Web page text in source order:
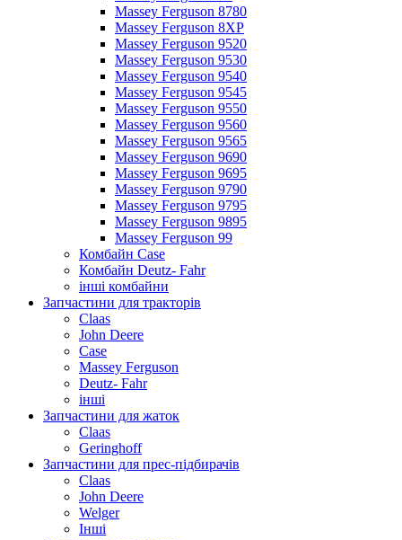
Massey Ferguson 8780
Massey Ferguson 8XP
Massey Ferguson 9520
Massey Ferguson 9530
Massey Ferguson 9540
Massey Ferguson 9545
Massey Ferguson 9550
Massey Ferguson 9560
Massey Ferguson 9565
Massey Ferguson 9690
Massey Ferguson 9695
Massey Ferguson 9790
Massey Ferguson 9795
Massey Ferguson 9895
Massey Ferguson 99
Комбайн Case
Комбайн Deutz- Fahr
інші комбайни
Запчастини для тракторів
Claas
John Deere
Case
Massey Ferguson
Deutz- Fahr
інші
Запчастини для жаток
Claas
Geringhoff
Запчастини для прес-підбирачів
Claas
John Deere
Welger
Інші